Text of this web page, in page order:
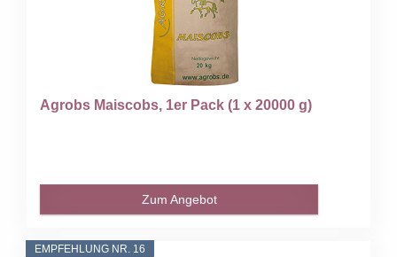
Agrobs Maiscobs, 1er Pack (1 x 20000 g)
Zum Angebot
EMPFEHLUNG NR. 16